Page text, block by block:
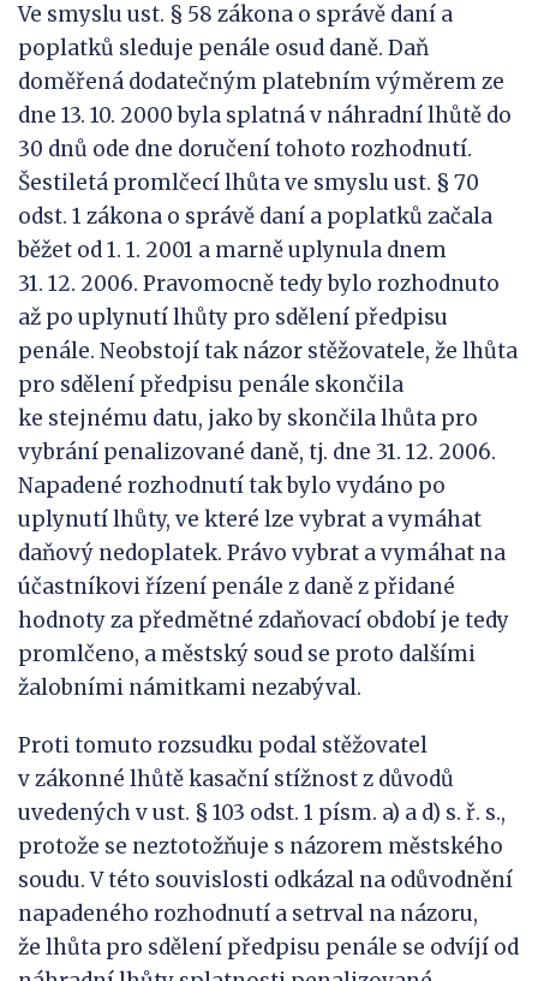
Ve smyslu ust. § 58 zákona o správě daní a
poplatků sleduje penále osud daně. Daň
doměřená dodatečným platebním výměrem ze
dne 13. 10. 2000 byla splatná v náhradní lhůtě do
30 dnů ode dne doručení tohoto rozhodnutí.
Šestiletá promlčecí lhůta ve smyslu ust. § 70
odst. 1 zákona o správě daní a poplatků začala
běžet od 1. 1. 2001 a marně uplynula dnem
31. 12. 2006. Pravomocně tedy bylo rozhodnuto
až po uplynutí lhůty pro sdělení předpisu
penále. Neobstojí tak názor stěžovatele, že lhůta
pro sdělení předpisu penále skončila
ke stejnému datu, jako by skončila lhůta pro
vybrání penalizované daně, tj. dne 31. 12. 2006.
Napadené rozhodnutí tak bylo vydáno po
uplynutí lhůty, ve které lze vybrat a vymáhat
daňový nedoplatek. Právo vybrat a vymáhat na
účastníkovi řízení penále z daně z přidané
hodnoty za předmětné zdaňovací období je tedy
promlčeno, a městský soud se proto dalšími
žalobními námitkami nezabýval.
Proti tomuto rozsudku podal stěžovatel
v zákonné lhůtě kasační stížnost z důvodů
uvedených v ust. § 103 odst. 1 písm. a) a d) s. ř. s.,
protože se neztotožňuje s názorem městského
soudu. V této souvislosti odkázal na odůvodnění
napadeného rozhodnutí a setrval na názoru,
že lhůta pro sdělení předpisu penále se odvíjí od